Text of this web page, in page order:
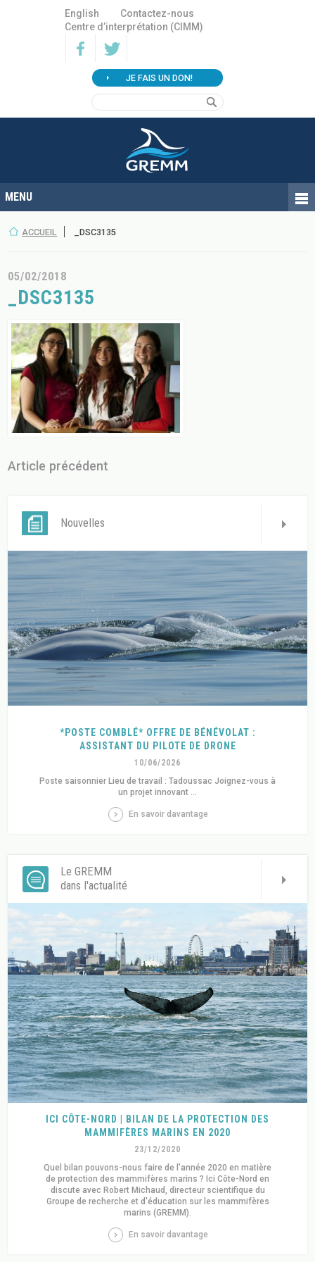
English
Contactez-nous
Centre d’interprétation (CIMM)
JE FAIS UN DON!
ACCUEIL _DSC3135
05/02/2018
_DSC3135
Article précédent
Nouvelles
*POSTE COMBLÉ* OFFRE DE BÉNÉVOLAT :
ASSISTANT DU PILOTE DE DRONE
10/06/2026
Poste saisonnier Lieu de travail : Tadoussac Joignez-vous à
un projet innovant ...
En savoir davantage
Le GREMM
dans l'actualité
ICI CÔTE-NORD | BILAN DE LA PROTECTION DES
MAMMIFÈRES MARINS EN 2020
23/12/2020
Quel bilan pouvons-nous faire de l'année 2020 en matière
de protection des mammifères marins ? Ici Côte-Nord en
discute avec Robert Michaud, directeur scientifique du
Groupe de recherche et d'éducation sur les mammifères
marins (GREMM).
En savoir davantage